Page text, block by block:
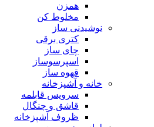
همزن
مخلوط کن
نوشیدنی ساز
کتری برقی
چای ساز
اسپرسوساز
قهوه ساز
خانه و آشپزخانه
سرویس قابلمه
قاشق و چنگال
ظروف آشپزخانه